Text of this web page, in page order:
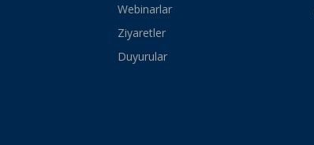
Webinarlar
Ziyaretler
Duyurular